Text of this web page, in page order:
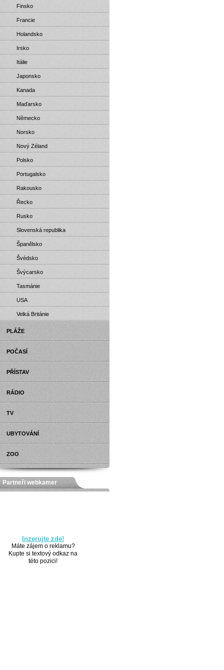
Finsko
Francie
Holandsko
Irsko
Itálie
Japonsko
Kanada
Maďarsko
Německo
Norsko
Nový Zéland
Polsko
Portugalsko
Rakousko
Řecko
Rusko
Slovenská republika
Španělsko
Švédsko
Švýcarsko
Tasmánie
USA
Velká Británie
PLÁŽE
POČASÍ
PŘÍSTAV
RÁDIO
TV
UBYTOVÁNÍ
ZOO
Partneři webkamer
Inzerujte zde!
Máte zájem o reklamu?
Kupte si textový odkaz na
této pozici!